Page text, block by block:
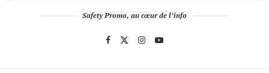
Safety Promo, au cœur de l’info